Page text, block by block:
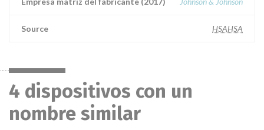
Source HSAHSA
4 dispositivos con un
nombre similar